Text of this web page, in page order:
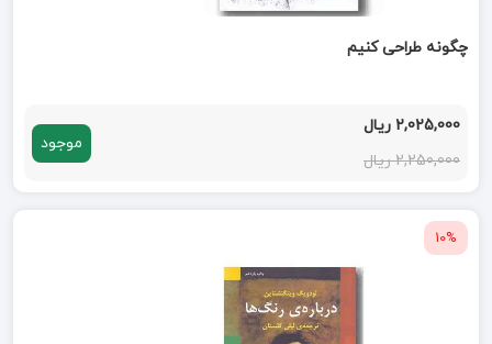
چگونه طراحی کنیم
2,025,000 ریال
2,250,000 ریال
موجود
10%